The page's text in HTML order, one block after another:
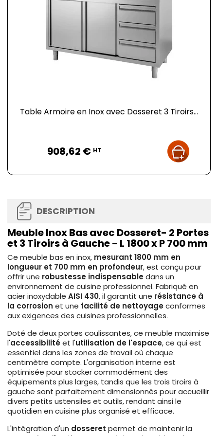
Table Armoire en Inox avec Dosseret 3 Tiroirs...
908,62 € HT
DESCRIPTION
Meuble Inox Bas avec Dosseret- 2 Portes
et 3 Tiroirs à Gauche - L 1800 x P 700 mm
Ce meuble bas en inox, mesurant 1800 mm en
longueur et 700 mm en profondeur, est conçu pour
offrir une robustesse indispensabledans un
environnement de cuisine professionnel. Fabriqué en
acier inoxydable AISI 430, il garantit une résistance à
la corrosion et une facilité de nettoyageconformes
aux exigences des cuisines professionnelles.
Doté de deux portes coulissantes, ce meuble maximise
l'accessibilitéet l'utilisation de l'espace, ce qui est
essentiel dans les zones de travail où chaque
centimètre compte. L'organisation interne est
optimisée pour stocker commodément des
équipements plus larges, tandis que les trois tiroirs à
gauche sont parfaitement dimensionnés pour accueillir
divers petits ustensiles et outils, rendant ainsi le
quotidien en cuisine plus organisé et efficace.
L'intégration d'un dosseret permet de maintenir la